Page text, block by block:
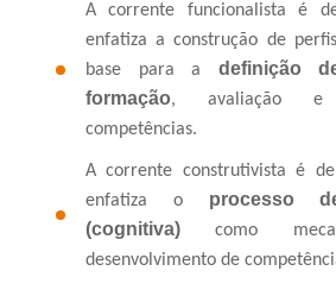
A corrente funcionalista é
enfatiza a construção de
base para a definição
formação, avaliação e
competências.
A corrente construtivista é
enfatiza o processo
(cognitiva) como
desenvolvimento de